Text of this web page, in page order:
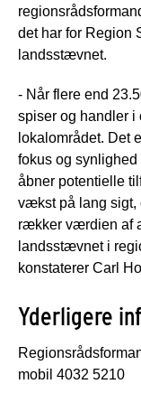
det har for Region
landsstævnet.
- Når flere end
spiser og handler i
lokalområdet. Det
fokus og synlighed
åbner potentielle
vækst på lang sigt,
rækker værdien af
landsstævnet i
konstaterer Carl
Yderligere
mobil 4032 5210